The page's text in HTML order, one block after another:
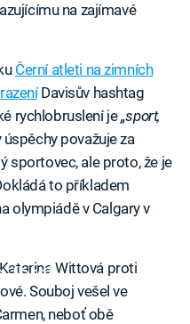
na zajímavé
Černí atleti na zimních
Davisův hashtag
rychlobruslení je„sport,
úspěchy považuje za
sportovec, ale proto, že je
to příkladem
olympiádě v Calgary v
fetchWittová proti
Souboj vešel ve
neboť obě